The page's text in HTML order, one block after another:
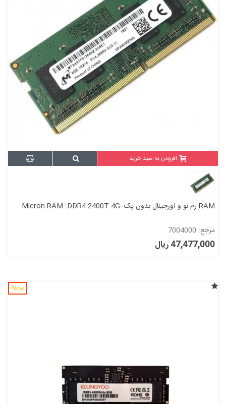
افزودن به سبد خرید
RAM رم نو و اورجینال بدون پک -Micron RAM -DDR4 2400T 4G
مرجع: 7004000
47,477,000 ریال
New